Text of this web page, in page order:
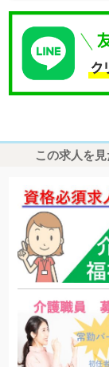
この求人を